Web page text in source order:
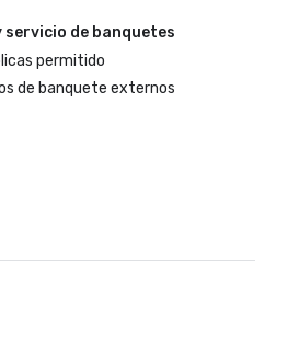
servicio de banquetes
permitido
de banquete externos